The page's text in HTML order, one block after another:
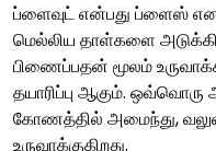
ப்ளைவுட் என்பது ப்ளைஸ்
மெல்லிய தாள்களை
பிணைப்பதன் மூலம்
தயாரிப்பு ஆகும். ஒவ்வொரு
கோணத்தில் அமைந்து,
உருவாக்குகிறது.